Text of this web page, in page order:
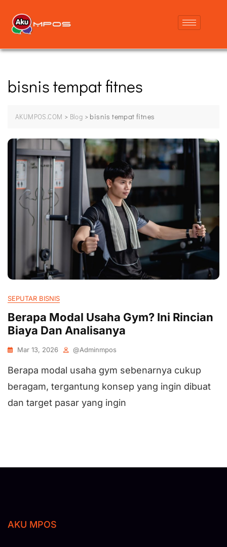
bisnis tempat fitnes
AKUMPOS.COM > Blog > bisnis tempat fitnes
SEPUTAR BISNIS
Berapa Modal Usaha Gym? Ini Rincian
Biaya Dan Analisanya
Mar 13, 2026 @adminmpos
Berapa modal usaha gym sebenarnya cukup
beragam, tergantung konsep yang ingin dibuat
dan target pasar yang ingin
AKU MPOS